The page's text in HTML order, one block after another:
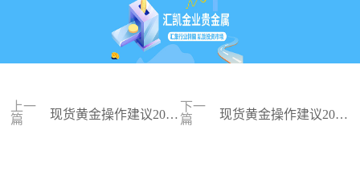
上一
篇
现货黄金操作建议2024
下一
篇
现货黄金操作建议2024